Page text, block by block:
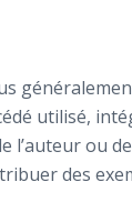
utilisé,
l’auteur ou
des